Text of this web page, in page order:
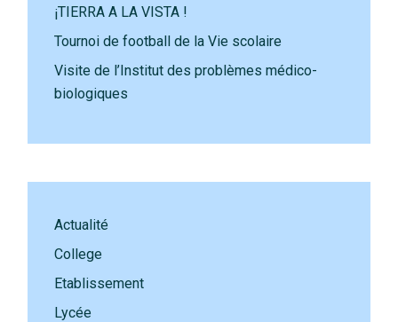
¡TIERRA A LA VISTA !
Tournoi de football de la Vie scolaire
Visite de l’Institut des problèmes médico-
biologiques
Actualité
College
Etablissement
Lycée